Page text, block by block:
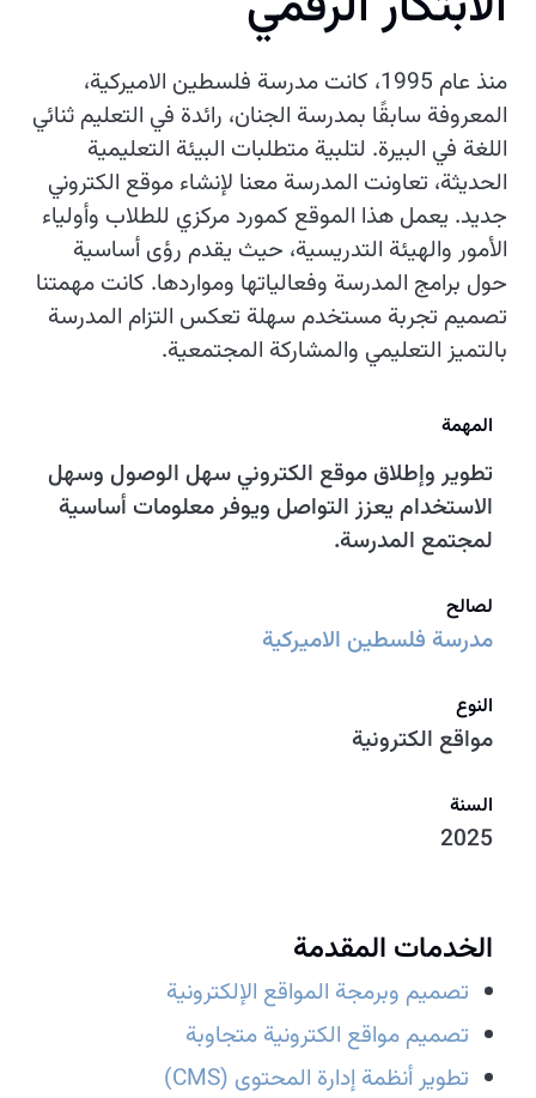
منذ عام 1995، كانت مدرسة فلسطين الاميركية،
المعروفة سابقًا بمدرسة الجنان، رائدة في التعليم ثنائي
اللغة في البيرة. لتلبية متطلبات البيئة التعليمية
الحديثة، تعاونت المدرسة معنا لإنشاء موقع الكتروني
جديد. يعمل هذا الموقع كمورد مركزي للطلاب وأولياء
الأمور والهيئة التدريسية، حيث يقدم رؤى أساسية
حول برامج المدرسة وفعالياتها ومواردها. كانت مهمتنا
تصميم تجربة مستخدم سهلة تعكس التزام المدرسة
بالتميز التعليمي والمشاركة المجتمعية.
المهمة
تطوير وإطلاق موقع الكتروني سهل الوصول وسهل
الاستخدام يعزز التواصل ويوفر معلومات أساسية
لمجتمع المدرسة.
لصالح
مدرسة فلسطين الاميركية
النوع
مواقع الكترونية
السنة
2025
الخدمات المقدمة
تصميم وبرمجة المواقع الإلكترونية
تصميم مواقع الكترونية متجاوبة
تطوير أنظمة إدارة المحتوى (CMS)